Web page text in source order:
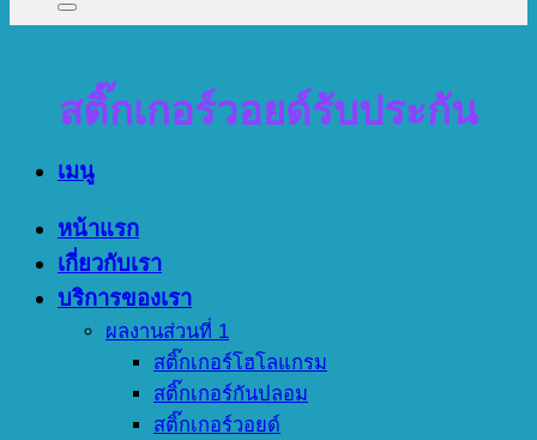
เมนู
หน้าแรก
เกี่ยวกับเรา
บริการของเรา
ผลงานส่วนที่ 1
สติ๊กเกอร์โฮโลแกรม
สติ๊กเกอร์กันปลอม
สติ๊กเกอร์วอยด์
สติ๊กเกอร์วอยด์รับประกัน